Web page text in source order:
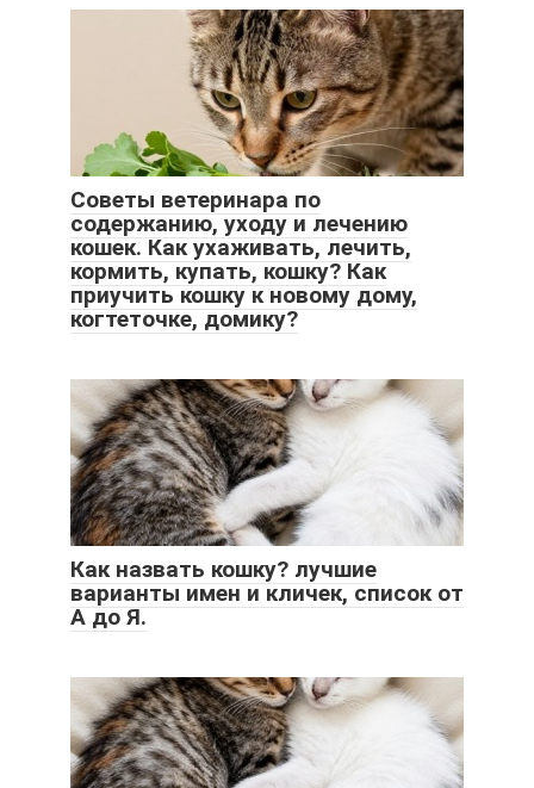
Советы ветеринара по
содержанию, уходу и лечению
кошек. Как ухаживать, лечить,
кормить, купать, кошку? Как
приучить кошку к новому дому,
когтеточке, домику?
Как назвать кошку? лучшие
варианты имен и кличек, список от
А до Я.